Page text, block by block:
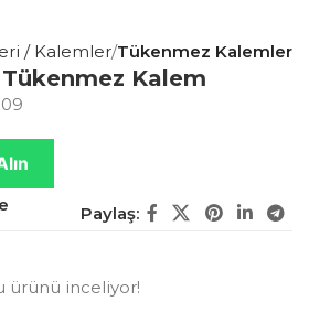
/ Kalemler Tükenmez Kalemler
Kalem
Paylaş:
ürünü inceliyor!